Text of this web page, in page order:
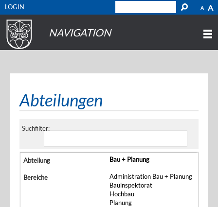
A A
LOGIN
NAVIGATION
Abteilungen
Suchfilter:
Bau + Planung
Administration Bau + Planung
Bauinspektorat
Hochbau
Planung